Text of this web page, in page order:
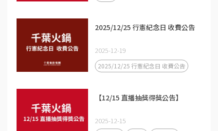
2025/12/25 行憲紀念日 收費公告
2025-12-19
2025/12/25 行憲紀念日 收費公告
【12/15 直播抽獎得獎公告】
2025-12-15